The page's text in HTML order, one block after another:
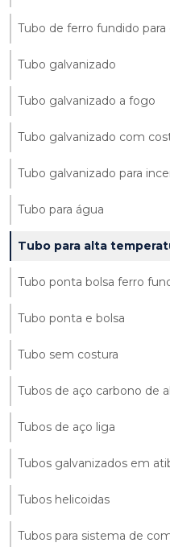
Tubo de ferro fundido
Tubo galvanizado
Tubo galvanizado a fogo
Tubo galvanizado com
Tubo galvanizado para
Tubo para água
Tubo para alta
Tubo ponta bolsa ferro
Tubo ponta e bolsa
Tubo sem costura
Tubos de aço carbono de
Tubos de aço liga
Tubos galvanizados em
Tubos helicoidas
Tubos para sistema de